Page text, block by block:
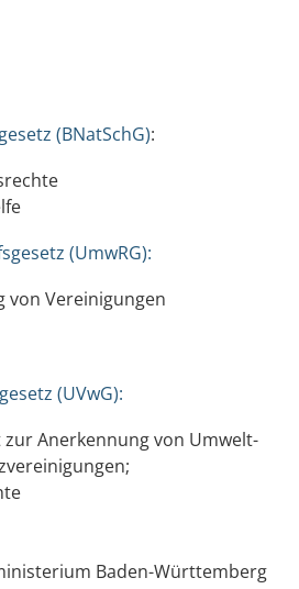
(BNatSchG):
(UmwRG):
von Vereinigungen
(UVwG):
zur Anerkennung von Umwelt-
Baden-Württemberg